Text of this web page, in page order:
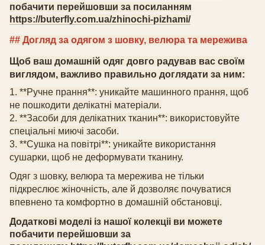
побачити перейшовши за посиланням
https://buterfly.com.ua/zhinochi-pizhami/
## Догляд за одягом з шовку, велюра та мережива
Щоб ваш домашній одяг довго радував вас своїм
виглядом, важливо правильно доглядати за ним:
1. **Ручне прання**: уникайте машинного прання, щоб
не пошкодити делікатні матеріали.
2. **Засоби для делікатних тканин**: використовуйте
спеціальні миючі засоби.
3. **Сушка на повітрі**: уникайте використання
сушарки, щоб не деформувати тканину.
Одяг з шовку, велюра та мережива не тільки
підкреслює жіночність, але й дозволяє почуватися
впевнено та комфортно в домашній обстановці.
Додаткові моделі із нашої колекціі ви можете
побачити перейшовши за